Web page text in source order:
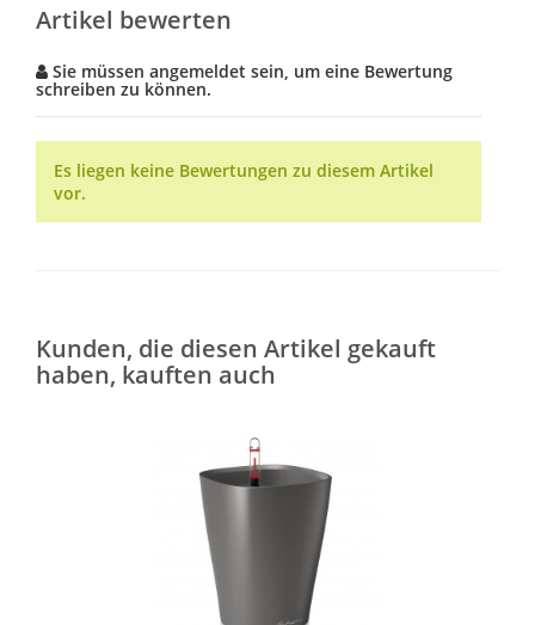
Artikel bewerten
Sie müssen angemeldet sein, um eine Bewertung
schreiben zu können.
Es liegen keine Bewertungen zu diesem Artikel
vor.
Kunden, die diesen Artikel gekauft
haben, kauften auch